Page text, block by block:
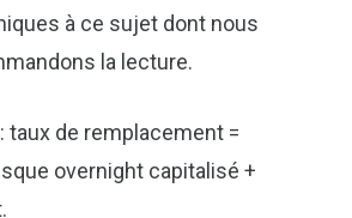
à ce sujet dont nous
la lecture.
taux de remplacement =
overnight capitalisé +